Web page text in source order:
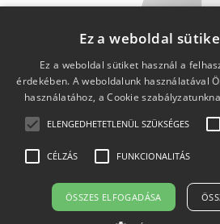
Adatkezelési tájékoztató
Ez a weboldal
Ez a weboldal sütiket használ a
érdekében. A weboldalunk használatával
használatához, a Cookie
ELENGEDHETETLENÜL SZÜKSÉGES
CÉLZÁS FUNKCIONALITÁS
ÖSSZES ELFOGADÁSA